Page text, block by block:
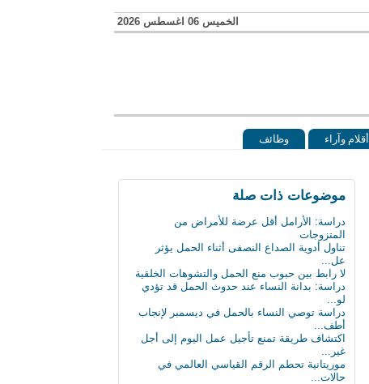
الخميس 06 اغسطس 2026
أقلام وآراء
وظائف
موضوعات ذات صلة
دراسة: الأرامل أقل عرضة للأمراض من
المتزوجات
تناول أدوية الصداع النصفى أثناء الحمل يؤثر
عل...
لا رابط بين حبوب منع الحمل والتشوهات الخلقية
دراسة: بدانة النساء عند حدوث الحمل قد تؤدي
لو...
دراسة توصي النساء بالحمل في ديسمبر لإنجاب
أطف...
اكتشاف طريقة تمنع تأجيل عمل اليوم إلى أجل
غير...
موريتانية تحطم الرقم القياسي العالمي في
حالات...